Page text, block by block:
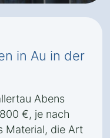
in Au in der
Abens
€, je nach
Material, die Art